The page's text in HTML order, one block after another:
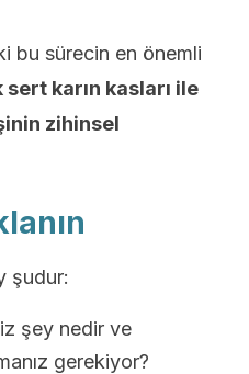
bu sürecin en önemli
sert karın kasları ile
zihinsel
şudur:
şey nedir ve
gerekiyor?